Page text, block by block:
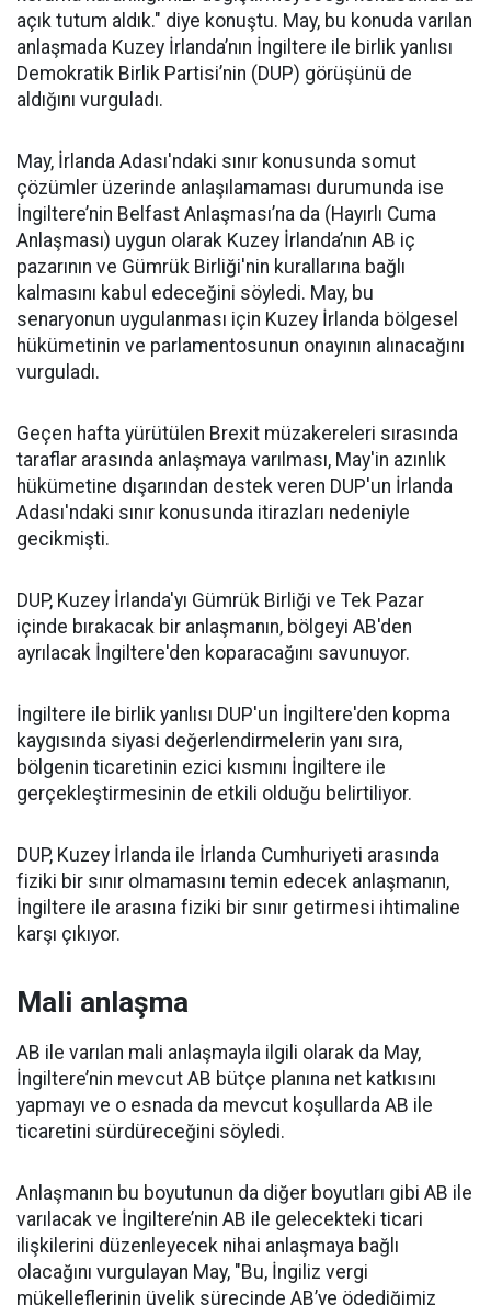
açık tutum aldık." diye konuştu. May, bu konuda varılan
anlaşmada Kuzey İrlanda’nın İngiltere ile birlik yanlısı
Demokratik Birlik Partisi’nin (DUP) görüşünü de
aldığını vurguladı.
May, İrlanda Adası'ndaki sınır konusunda somut
çözümler üzerinde anlaşılamaması durumunda ise
İngiltere’nin Belfast Anlaşması’na da (Hayırlı Cuma
Anlaşması) uygun olarak Kuzey İrlanda’nın AB iç
pazarının ve Gümrük Birliği'nin kurallarına bağlı
kalmasını kabul edeceğini söyledi. May, bu
senaryonun uygulanması için Kuzey İrlanda bölgesel
hükümetinin ve parlamentosunun onayının alınacağını
vurguladı.
Geçen hafta yürütülen Brexit müzakereleri sırasında
taraflar arasında anlaşmaya varılması, May'in azınlık
hükümetine dışarından destek veren DUP'un İrlanda
Adası'ndaki sınır konusunda itirazları nedeniyle
gecikmişti.
DUP, Kuzey İrlanda'yı Gümrük Birliği ve Tek Pazar
içinde bırakacak bir anlaşmanın, bölgeyi AB'den
ayrılacak İngiltere'den koparacağını savunuyor.
İngiltere ile birlik yanlısı DUP'un İngiltere'den kopma
kaygısında siyasi değerlendirmelerin yanı sıra,
bölgenin ticaretinin ezici kısmını İngiltere ile
gerçekleştirmesinin de etkili olduğu belirtiliyor.
DUP, Kuzey İrlanda ile İrlanda Cumhuriyeti arasında
fiziki bir sınır olmamasını temin edecek anlaşmanın,
İngiltere ile arasına fiziki bir sınır getirmesi ihtimaline
karşı çıkıyor.
Mali anlaşma
AB ile varılan mali anlaşmayla ilgili olarak da May,
İngiltere’nin mevcut AB bütçe planına net katkısını
yapmayı ve o esnada da mevcut koşullarda AB ile
ticaretini sürdüreceğini söyledi.
Anlaşmanın bu boyutunun da diğer boyutları gibi AB ile
varılacak ve İngiltere’nin AB ile gelecekteki ticari
ilişkilerini düzenleyecek nihai anlaşmaya bağlı
olacağını vurgulayan May, "Bu, İngiliz vergi
mükelleflerinin üyelik sürecinde AB’ye ödediğimiz